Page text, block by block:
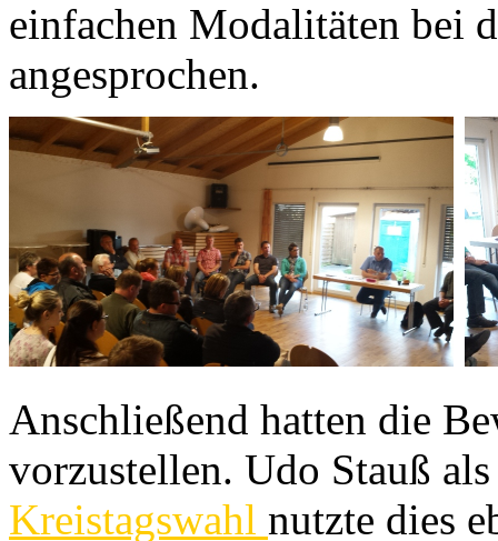
einfachen Modalitäten bei
angesprochen.
Anschließend hatten die
vorzustellen. Udo Stauß
Kreistagswahl nutzte dies